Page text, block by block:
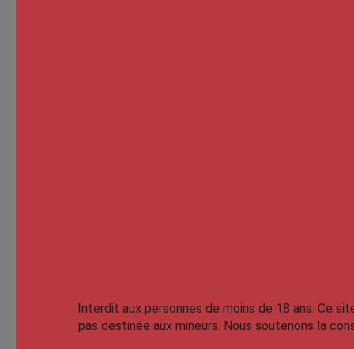
Interdit aux personnes de moins de 18 ans. Ce
pas destinée aux mineurs. Nous soutenons la